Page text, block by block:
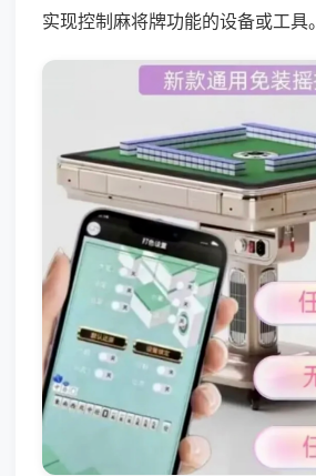
实现控制麻将牌功能的设备或工具。